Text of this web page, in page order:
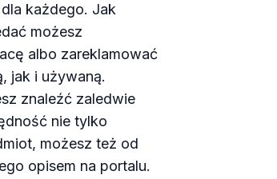
każdego. Jak
możesz
albo zareklamować
jak i używaną.
znaleźć zaledwie
nie tylko
możesz też od
opisem na portalu.